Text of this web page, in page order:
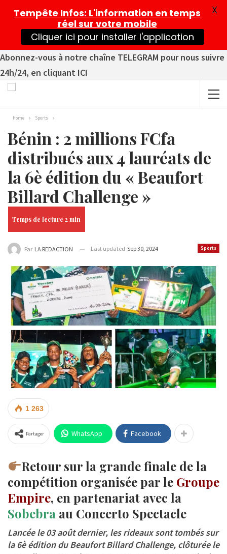
Abonnez-vous à notre chaîne TELEGRAM pour nous suivre
24h/24, en cliquant ICI
Home Sports
Bénin : 2 millions FCfa
distribués aux 4 lauréats de
la 6è édition du « Beaufort
Billard Challenge »
Sports
Par LA REDACTION Last updated Sep 30, 2024
1 263
Partager WhatsApp Facebook
Retour sur la grande finale de la
compétition organisée par le Groupe
Empire, en partenariat avec la
Sobebra au Concerto Spectacle
Lancée le 03 août dernier, les rideaux sont tombés sur
la 6è édition du Beaufort Billard Challenge, clôturée le
Tempête Infos: L'information en temps
réel sur votre mobile
Cliquer ici pour installer l'application
X